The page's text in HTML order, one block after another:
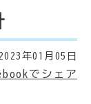
年01月05日